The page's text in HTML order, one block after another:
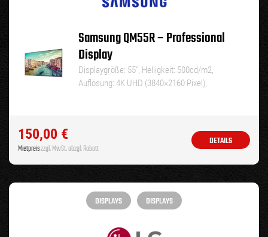
Samsung QM55R – Professional
Display
Displaygröße: 55″, Helligkeit: 500cd/m2,
Auflösung: 4K UHD (3840×2160 Pixel),
150,00 €
Mietpreiszzgl. MwSt. abzgl. Rabatt
DETAILS
DISPLAYS DISPLAYS